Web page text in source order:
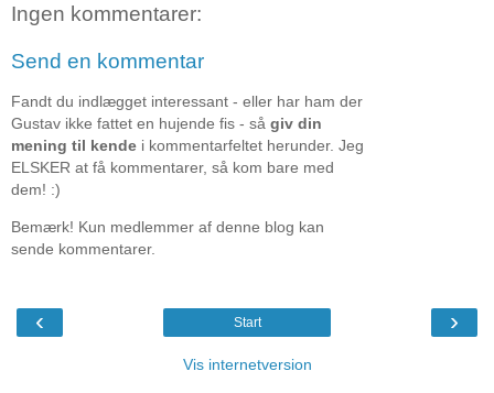
Ingen kommentarer:
Send en kommentar
Fandt du indlægget interessant - eller har ham der
Gustav ikke fattet en hujende fis - så giv din
mening til kende i kommentarfeltet herunder. Jeg
ELSKER at få kommentarer, så kom bare med
dem! :)
Bemærk! Kun medlemmer af denne blog kan
sende kommentarer.
‹ ›
Start
Vis internetversion